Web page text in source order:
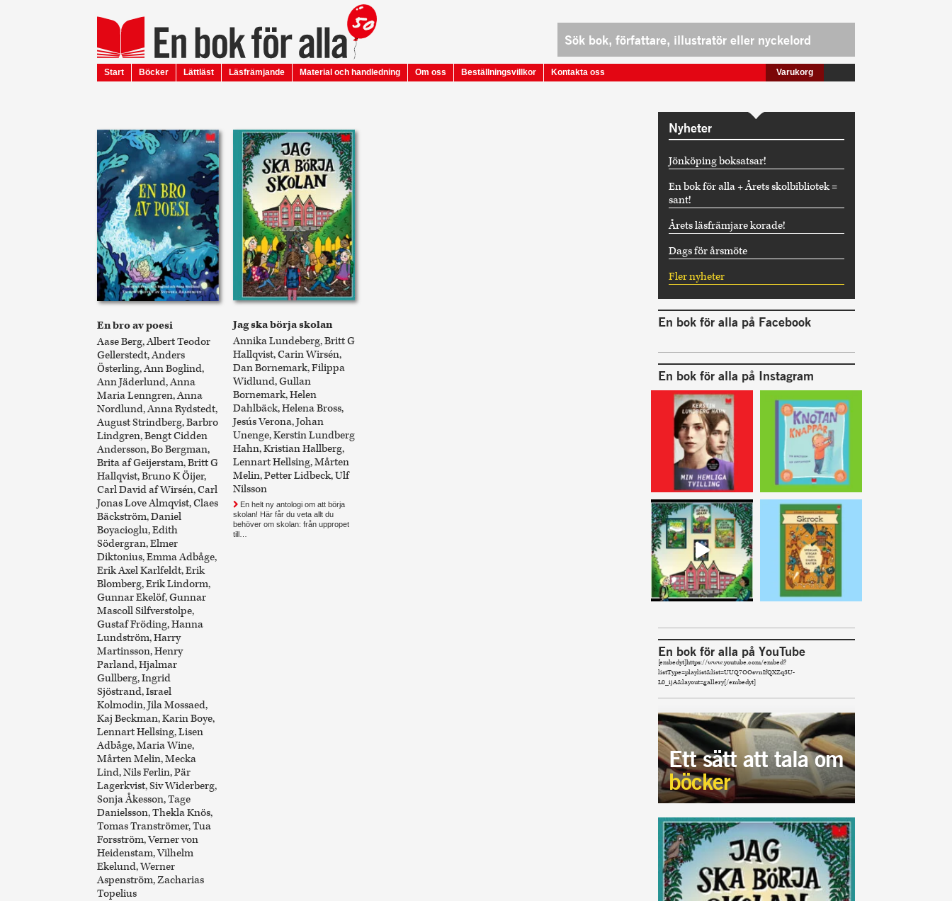
Start Böcker Lättläst Läsfrämjande Material och handledning Om oss Beställningsvillkor Kontakta oss Varukorg
En bro av poesi
Aase Berg, Albert Teodor
Gellerstedt, Anders
Österling, Ann Boglind,
Ann Jäderlund, Anna
Maria Lenngren, Anna
Nordlund, Anna Rydstedt,
August Strindberg, Barbro
Lindgren, Bengt Cidden
Andersson, Bo Bergman,
Brita af Geijerstam, Britt G
Hallqvist, Bruno K Öijer,
Carl David af Wirsén, Carl
Jonas Love Almqvist, Claes
Bäckström, Daniel
Boyacioglu, Edith
Södergran, Elmer
Diktonius, Emma Adbåge,
Erik Axel Karlfeldt, Erik
Blomberg, Erik Lindorm,
Gunnar Ekelöf, Gunnar
Mascoll Silfverstolpe,
Gustaf Fröding, Hanna
Lundström, Harry
Martinsson, Henry
Parland, Hjalmar
Gullberg, Ingrid
Sjöstrand, Israel
Kolmodin, Jila Mossaed,
Kaj Beckman, Karin Boye,
Lennart Hellsing, Lisen
Adbåge, Maria Wine,
Mårten Melin, Mecka
Lind, Nils Ferlin, Pär
Lagerkvist, Siv Widerberg,
Sonja Åkesson, Tage
Danielsson, Thekla Knös,
Tomas Tranströmer, Tua
Forsström, Verner von
Heidenstam, Vilhelm
Ekelund, Werner
Aspenström, Zacharias
Topelius
Jag ska börja skolan
Annika Lundeberg, Britt G
Hallqvist, Carin Wirsén,
Dan Bornemark, Filippa
Widlund, Gullan
Bornemark, Helen
Dahlbäck, Helena Bross,
Jesús Verona, Johan
Unenge, Kerstin Lundberg
Hahn, Kristian Hallberg,
Lennart Hellsing, Mårten
Melin, Petter Lidbeck, Ulf
Nilsson
En helt ny antologi om att börja
skolan! Här får du veta allt du
behöver om skolan: från uppropet
till…
Nyheter
Jönköping boksatsar!
En bok för alla + Årets skolbibliotek =
sant!
Årets läsfrämjare korade!
Dags för årsmöte
Fler nyheter
En bok för alla på Facebook
En bok för alla på Instagram
En bok för alla på YouTube
[embedyt]https://www.youtube.com/embed?
listType=playlist&list=UUQ7OOsvnIfQXZq3U-
L0_ijA&layout=gallery[/embedyt]
Ett sätt att tala om
böcker